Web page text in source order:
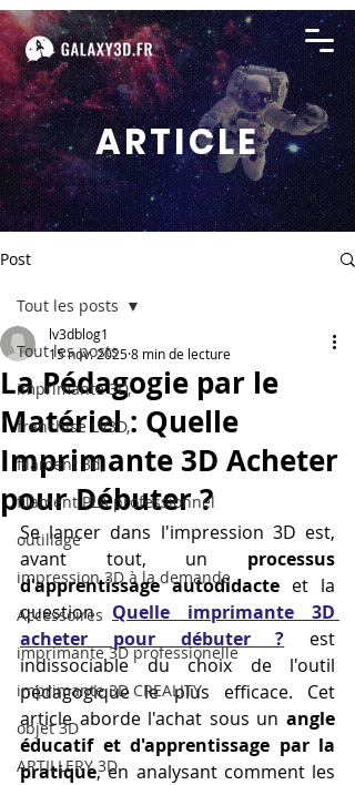
ARTICLE
Post
Tout les posts
imprimante 3D,
franchise LV3D,
filament 3d,
filament PLA professionnel
outillage
impression 3D à la demande
Accessoires
imprimante 3D professionelle
imprimante 3D CREALITY
objet 3D
ARTILLERY 3D
Tout les posts
La Pédagogie par le
Matériel : Quelle
Imprimante 3D Acheter
pour Débuter ?
lv3dblog1
15 nov. 20258 min de lecture
Se lancer dans l'impression 3D est,
avant tout, un processus
d'apprentissage autodidacte et la
question Quelle imprimante 3D
acheter pour débuter ? est
indissociable du choix de l'outil
pédagogique le plus efficace. Cet
article aborde l'achat sous un angle
éducatif et d'apprentissage par la
pratique, en analysant comment les